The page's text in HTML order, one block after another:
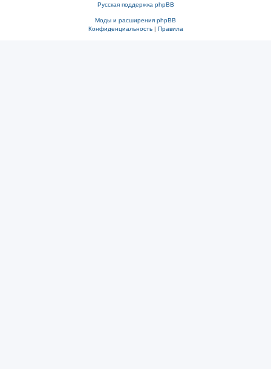
Русская поддержка phpBB
Моды и расширения phpBB
Конфиденциальность| Правила